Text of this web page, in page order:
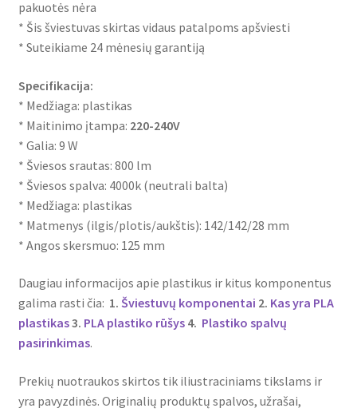
pakuotės nėra
* Šis šviestuvas skirtas vidaus patalpoms apšviesti
* Suteikiame 24 mėnesių garantiją
Specifikacija:
* Medžiaga: plastikas
* Maitinimo įtampa: 220-240V
* Galia: 9 W
* Šviesos srautas: 800 lm
* Šviesos spalva: 4000k (neutrali balta)
* Medžiaga: plastikas
* Matmenys (ilgis/plotis/aukštis): 142/142/28 mm
* Angos skersmuo: 125 mm
Daugiau informacijos apie plastikus ir kitus komponentus
galima rasti čia: 1. Šviestuvų komponentai 2. Kas yra PLA
plastikas3. PLA plastiko rūšys4. Plastiko spalvų
pasirinkimas.
Prekių nuotraukos skirtos tik iliustraciniams tikslams ir
yra pavyzdinės. Originalių produktų spalvos, užrašai,